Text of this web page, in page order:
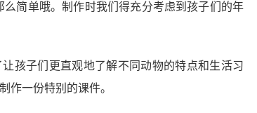
么简单哦。制作时我们得充分考虑到孩子们的年
孩子们更直观地了解不同动物的特点和生活习
作一份特别的课件。